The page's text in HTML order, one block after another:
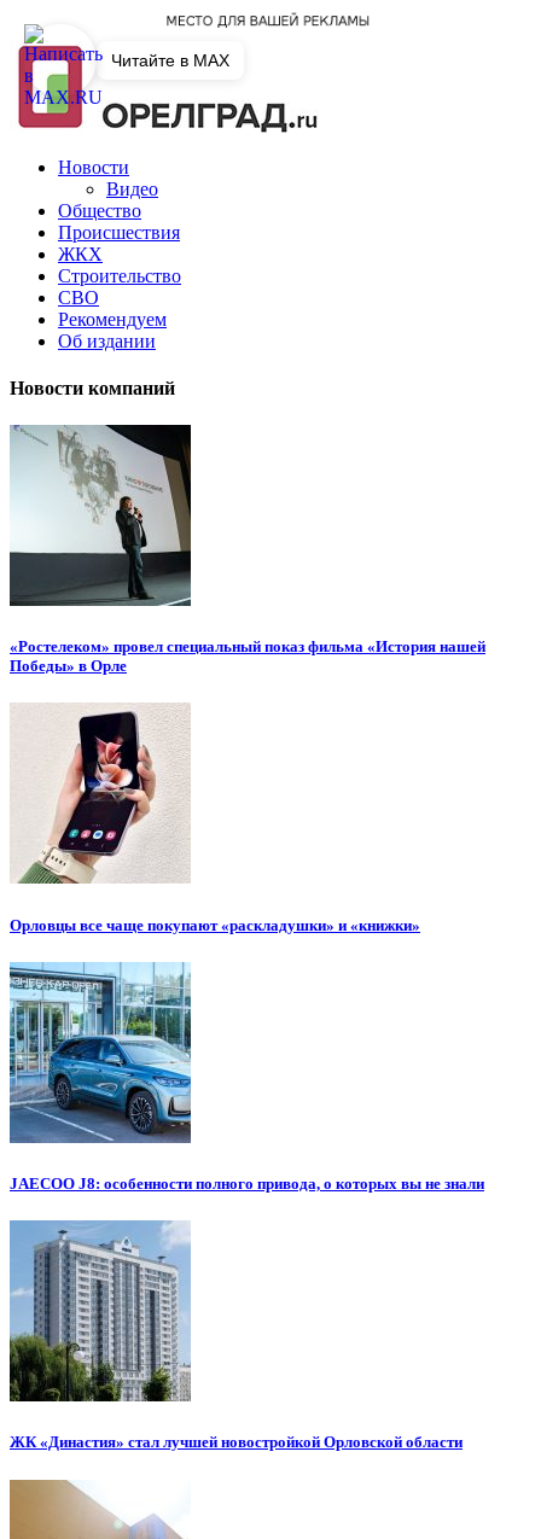
Новости
Видео
Общество
Происшествия
ЖКХ
Строительство
СВО
Рекомендуем
Об издании
Новости компаний
«Ростелеком» провел специальный показ фильма «История нашей
Победы» в Орле
Орловцы все чаще покупают «раскладушки» и «книжки»
JAECOO J8: особенности полного привода, о которых вы не знали
ЖК «Династия» стал лучшей новостройкой Орловской области
Читайте в MAX